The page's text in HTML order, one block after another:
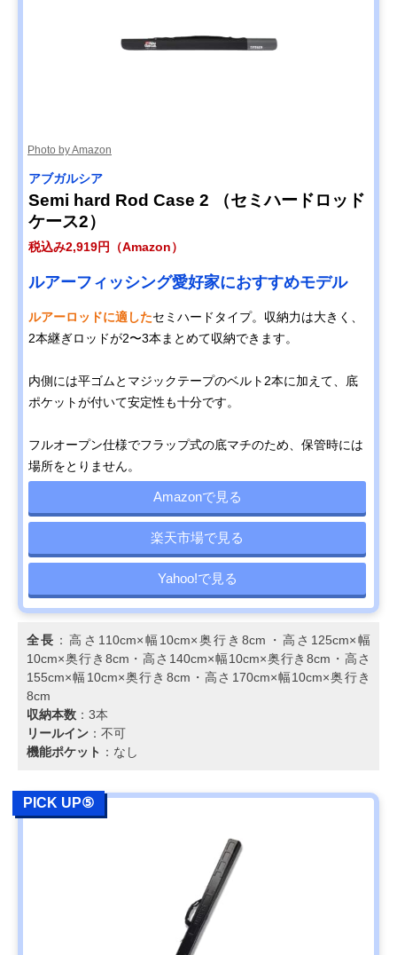
Photo by Amazon
アブガルシア
Semi hard Rod Case 2 （セミハードロッド
ケース2）
税込み2,919円（Amazon）
ルアーフィッシング愛好家におすすめモデル
ルアーロッドに適したセミハードタイプ。収納力は大きく、
2本継ぎロッドが2〜3本まとめて収納できます。
内側には平ゴムとマジックテープのベルト2本に加えて、底
ポケットが付いて安定性も十分です。
フルオープン仕様でフラップ式の底マチのため、保管時には
場所をとりません。
Amazonで見る
楽天市場で見る
Yahoo!で見る
全長 ：高さ110cm×幅10cm×奥行き8cm・高さ125cm×幅
10cm×奥行き8cm・高さ140cm×幅10cm×奥行き8cm・高さ
155cm×幅10cm×奥行き8cm・高さ170cm×幅10cm×奥行き
8cm
収納本数 ：3本
リールイン ：不可
機能ポケット ：なし
PICK UP⑤